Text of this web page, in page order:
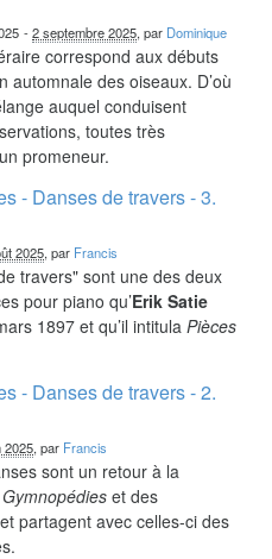
-2 septembre 2025, par Dominique
correspond aux débuts
automnale des oiseaux. D’où
auquel conduisent
toutes très
promeneur.
- Danses de travers - 3.
2025, par Francis
travers" sont une des deux
pour piano qu’Erik Satie
1897 et qu’il intitulaPièces
- Danses de travers - 2.
2025, par Francis
sont un retour à la
Gymnopédies et des
et partagent avec celles-ci des